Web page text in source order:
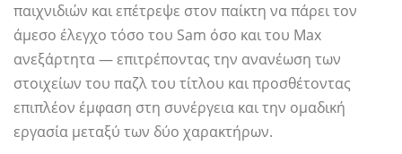
παιχνιδιών και επέτρεψε στον παίκτη να πάρει τον
άμεσο έλεγχο τόσο του Sam όσο και του Max
ανεξάρτητα — επιτρέποντας την ανανέωση των
στοιχείων του παζλ του τίτλου και προσθέτοντας
επιπλέον έμφαση στη συνέργεια και την ομαδική
εργασία μεταξύ των δύο χαρακτήρων.